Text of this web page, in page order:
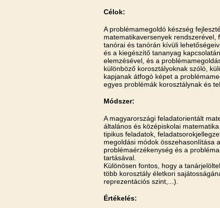
Célok:
A problémamegoldó készség
matematikaversenyek
tanórai és tanórán kívüli
és a kiegészítő tananyag
elemzésével, és a
különböző korosztályoknak szóló,
kapjanak átfogó képet a
egyes problémák korosztálynak és
Módszer:
A magyarországi feladatorientált
általános és középiskolai
tipikus feladatok,
megoldási módok összehasonlítása
problémaérzékenység és a
tartásával.
Különösen fontos, hogy a
több korosztály életkori
reprezentációs szint,...).
Értékelés: